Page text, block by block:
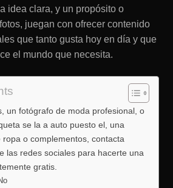
idea clara, y un propósito o
juegan con ofrecer contenido
que tanto gusta hoy en día y que
el mundo que necesita.
un fotógrafo de moda profesional, o
se la a auto puesto el, una
o complementos, contacta
las redes sociales para hacerte una
gratis.